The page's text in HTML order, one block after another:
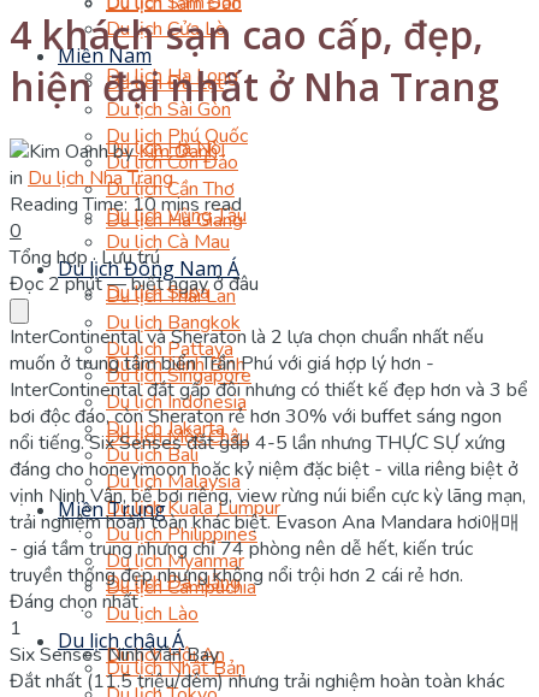
Du lịch Cửa Lò
Miền Nam
Du lịch Đà Lạt
Du lịch Sài Gòn
Du lịch Phú Quốc
Du lịch Côn Đảo
Du lịch Cần Thơ
Du lịch Vũng Tàu
Du lịch Cà Mau
Du lịch Đông Nam Á
Du lịch Thái Lan
Du lịch Bangkok
Du lịch Pattaya
Du lịch Singapore
Du lịch Indonesia
Du lịch Jakarta
Du lịch Bali
Du lịch Malaysia
Du lịch Kuala Lumpur
Du lịch Philippines
Du lịch Myanmar
Du lịch Campuchia
Du lịch Lào
Du lịch châu Á
Du lịch Nhật Bản
Du lịch Hạ Long
Du lịch Hà Nội
Du lịch Hà Giang
Du lịch Sapa
Du lịch Ninh Bình
Du lịch Mộc Châu
Miền Trung
Du lịch Đà Nẵng
Du lịch Hội An
4 khách sạn cao cấp, đẹp,
hiện đại nhất ở Nha Trang
byKim Oanh
in Du lịch Nha Trang
Reading Time: 10 mins read
0
Tổng hợp · Lưu trú
Đọc 2 phút — biết ngay ở đâu
InterContinental và Sheraton là 2 lựa chọn chuẩn nhất nếu
muốn ở trung tâm biển Trần Phú với giá hợp lý hơn -
InterContinental đắt gấp đôi nhưng có thiết kế đẹp hơn và 3 bể
bơi độc đáo, còn Sheraton rẻ hơn 30% với buffet sáng ngon
nổi tiếng. Six Senses đắt gấp 4-5 lần nhưng THỰC SỰ xứng
đáng cho honeymoon hoặc kỷ niệm đặc biệt - villa riêng biệt ở
vịnh Ninh Vân, bể bơi riêng, view rừng núi biển cực kỳ lãng mạn,
trải nghiệm hoàn toàn khác biệt. Evason Ana Mandara hơi애매
- giá tầm trung nhưng chỉ 74 phòng nên dễ hết, kiến trúc
truyền thống đẹp nhưng không nổi trội hơn 2 cái rẻ hơn.
Đáng chọn nhất
1
Six Senses Ninh Vân Bay
Đắt nhất (11.5 triệu/đêm) nhưng trải nghiệm hoàn toàn khác